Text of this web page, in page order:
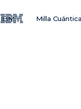
IBM Milla Cuántica